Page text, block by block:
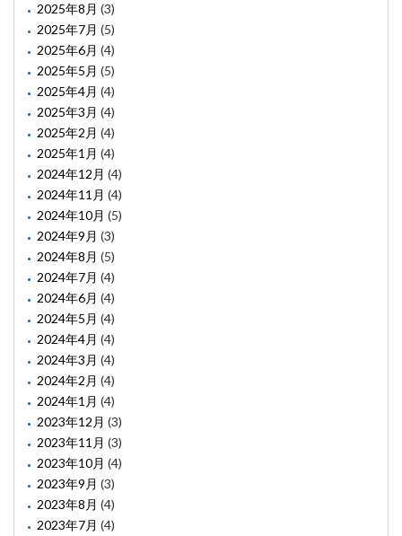
2025年8月 (3)
2025年7月 (5)
2025年6月 (4)
2025年5月 (5)
2025年4月 (4)
2025年3月 (4)
2025年2月 (4)
2025年1月 (4)
2024年12月 (4)
2024年11月 (4)
2024年10月 (5)
2024年9月 (3)
2024年8月 (5)
2024年7月 (4)
2024年6月 (4)
2024年5月 (4)
2024年4月 (4)
2024年3月 (4)
2024年2月 (4)
2024年1月 (4)
2023年12月 (3)
2023年11月 (3)
2023年10月 (4)
2023年9月 (3)
2023年8月 (4)
2023年7月 (4)